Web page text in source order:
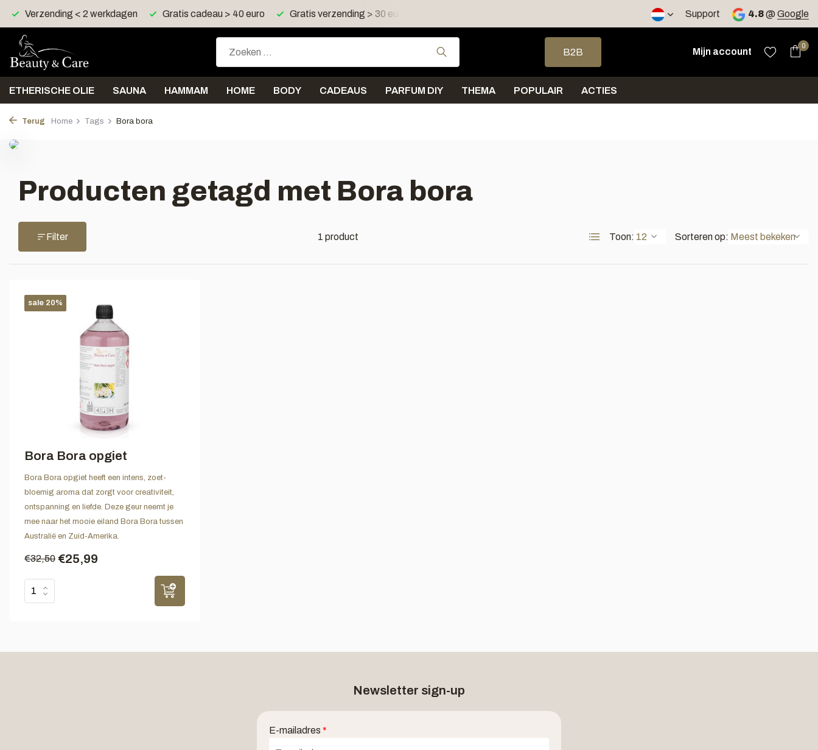
Verzending < 2 werkdagen Gratis cadeau > 40 euro Gratis verzending > 30 euro in NL en BE Support 4.8@ Google
Gebruik de pijltjes op en neer om een beschikbaar resultaat te selecteren. Druk
B2B
Mijn account
0
ETHERISCHE OLIE SAUNA HAMMAM HOME BODY CADEAUS PARFUM DIY THEMA POPULAIR ACTIES
Terug Home Tags Bora bora
Producten getagd met Bora bora
Filter 1 product Toon: Sorteren op:
sale 20%
Bora Bora opgiet
Bora Bora opgiet heeft een intens, zoet-
bloemig aroma dat zorgt voor creativiteit,
ontspanning en liefde. Deze geur neemt je
mee naar het mooie eiland Bora Bora tussen
Australië en Zuid-Amerika.
€32,50 €25,99
Newsletter sign-up
E-mailadres *